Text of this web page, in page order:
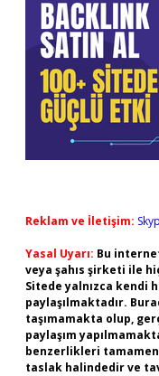
Reklam ve İletişim:
Yasal Uyarı: Bu
veya şahıs şirketi ile
Sitede yalnızca kendi
paylaşılmaktadır.
taşımamakta olup,
paylaşım
benzerlikleri
taslak halindedir ve